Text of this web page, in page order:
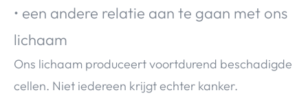
• een andere relatie aan te gaan met ons
lichaam
Ons lichaam produceert voortdurend beschadigde
cellen. Niet iedereen krijgt echter kanker.